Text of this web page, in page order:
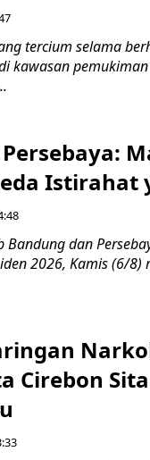
tercium selama
kawasan
Istirahat
Bandung dan
2026, Kamis (6/8)
Cirebon